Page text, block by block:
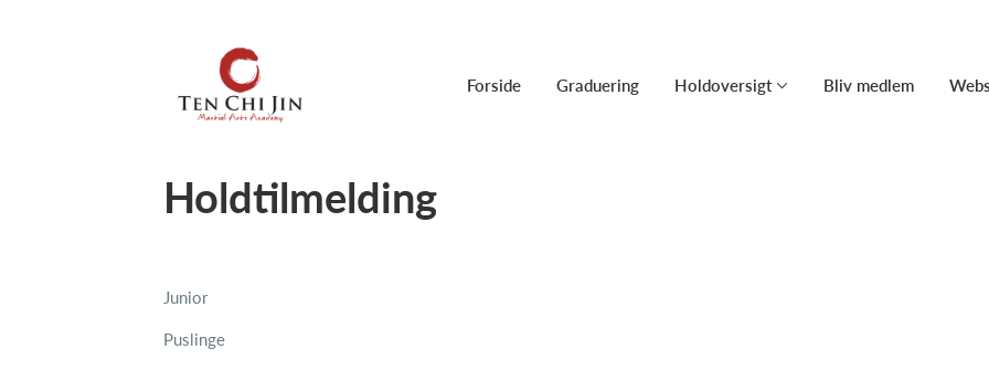
Forside Graduering Holdoversigt Bliv medlem
Holdtilmelding
Junior
Puslinge